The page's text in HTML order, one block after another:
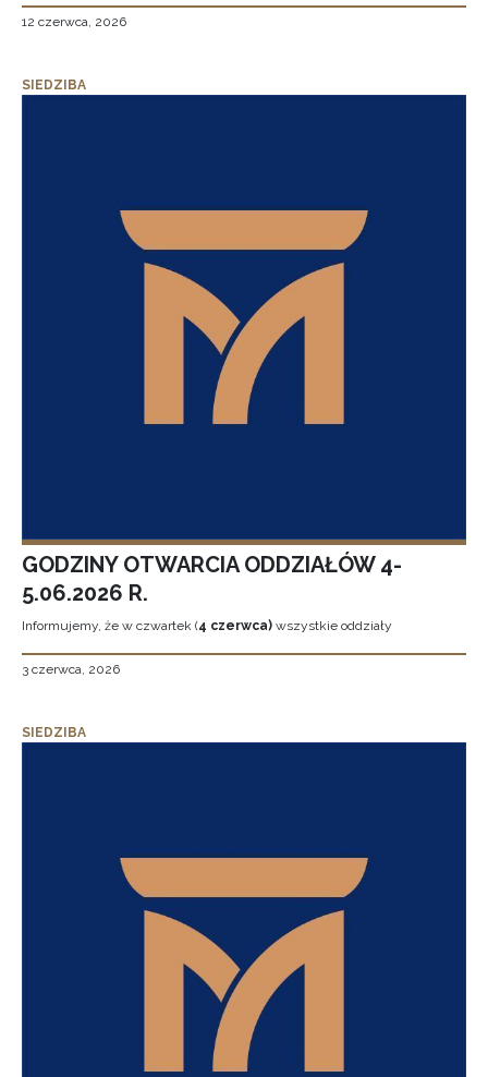
12 czerwca, 2026
SIEDZIBA
GODZINY OTWARCIA ODDZIAŁÓW 4-
5.06.2026 R.
Informujemy, że w czwartek (4 czerwca) wszystkie oddziały
3 czerwca, 2026
SIEDZIBA